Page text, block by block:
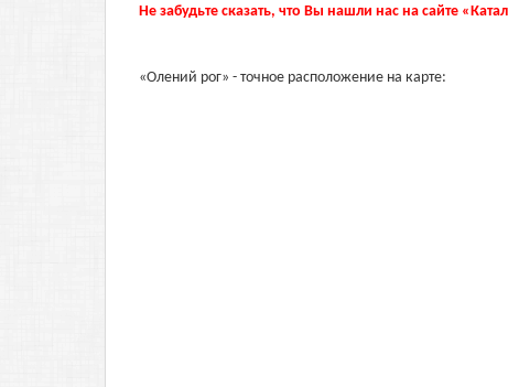
Не забудьте сказать, что Вы нашли нас на сайте
«Олений рог» - точное расположение на карте: